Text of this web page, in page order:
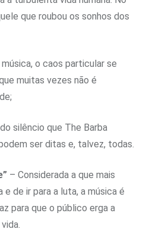
que roubou os sonhos dos
o caos particular se
muitas vezes não é
silêncio que The Barba
ser ditas e, talvez, todas.
– Considerada a que mais
de ir para a luta, a música é
para que o público erga a